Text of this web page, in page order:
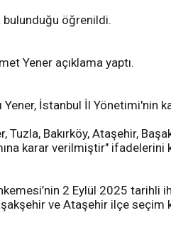
bulunduğu öğrenildi.
Yener açıklama yaptı.
İstanbul İl Yönetimi'nin
Bakırköy, Ataşehir,
karar verilmiştir" ifadelerini
2 Eylül 2025 tarihli
ve Ataşehir ilçe seçim